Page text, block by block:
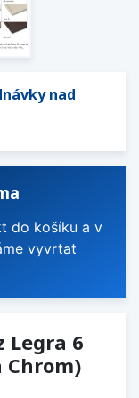
nad
do košíku a v
vyvrtat
Legra 6
Chrom)